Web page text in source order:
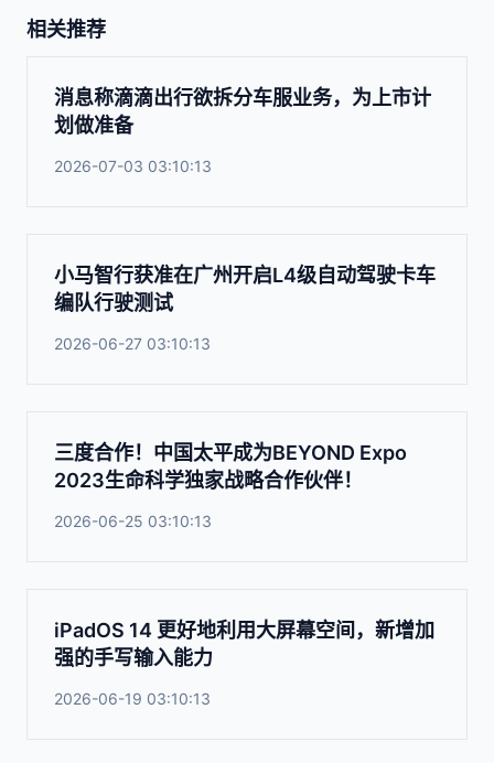
相关推荐
消息称滴滴出行欲拆分车服业务，为上市计
划做准备
2026-07-03 03:10:13
小马智行获准在广州开启L4级自动驾驶卡车
编队行驶测试
2026-06-27 03:10:13
三度合作！中国太平成为BEYOND Expo
2023生命科学独家战略合作伙伴！
2026-06-25 03:10:13
iPadOS 14 更好地利用大屏幕空间，新增加
强的手写输入能力
2026-06-19 03:10:13